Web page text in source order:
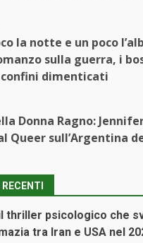
la notte e un poco
sulla guerra, i
confini dimenticati
Donna Ragno:
Queer sull’Argentina
thriller psicologico che
tra Iran e USA nel